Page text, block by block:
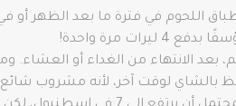
مرة واحدة!